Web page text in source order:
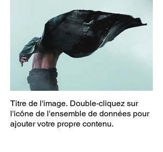
Titre de l'image. Double-cliquez sur
l'icône de l'ensemble de données pour
ajouter votre propre contenu.